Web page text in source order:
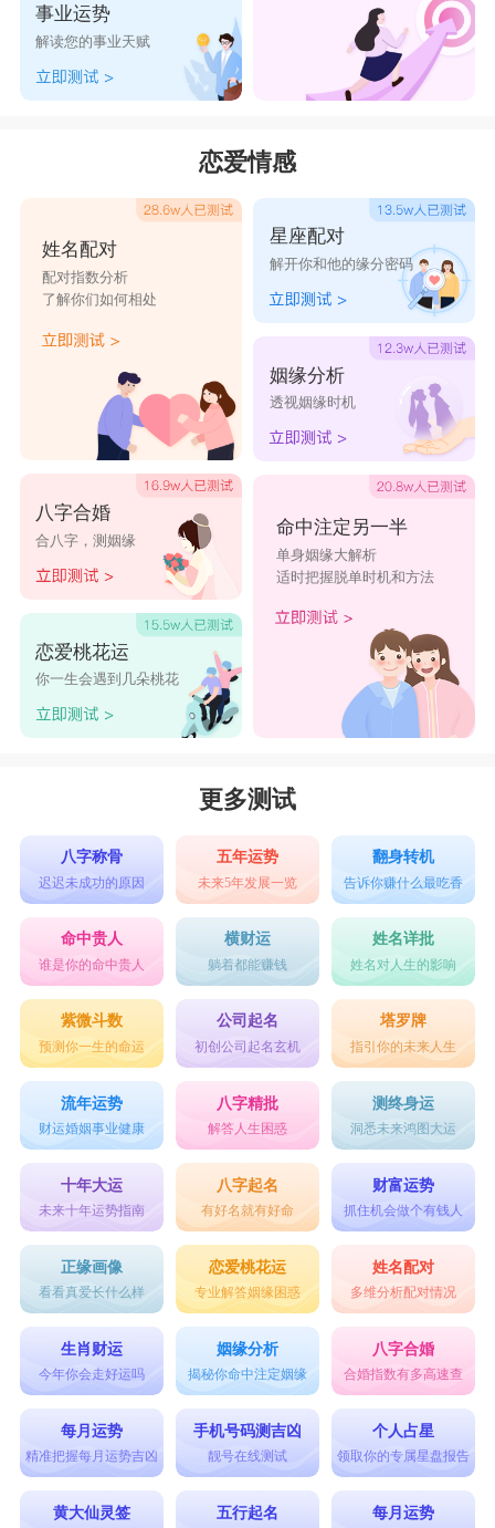
事业运势
解读您的事业天赋
恋爱情感
姓名配对
配对指数分析
了解你们如何相处
八字合婚
合八字，测姻缘
恋爱桃花运
你一生会遇到几朵桃花
星座配对
解开你和他的缘分密码
姻缘分析
透视姻缘时机
命中注定另一半
单身姻缘大解析
适时把握脱单时机和方法
更多测试
八字称骨
迟迟未成功的原因
五年运势
未来5年发展一览
翻身转机
告诉你赚什么最吃香
命中贵人
谁是你的命中贵人
横财运
躺着都能赚钱
姓名详批
姓名对人生的影响
紫微斗数
预测你一生的命运
公司起名
初创公司起名玄机
塔罗牌
指引你的未来人生
流年运势
财运婚姻事业健康
八字精批
解答人生困惑
测终身运
洞悉未来鸿图大运
十年大运
未来十年运势指南
八字起名
有好名就有好命
财富运势
抓住机会做个有钱人
正缘画像
看看真爱长什么样
恋爱桃花运
专业解答姻缘困惑
姓名配对
多维分析配对情况
生肖财运
今年你会走好运吗
姻缘分析
揭秘你命中注定姻缘
八字合婚
合婚指数有多高速查
每月运势
精准把握每月运势吉凶
手机号码测吉凶
靓号在线测试
个人占星
领取你的专属星盘报告
黄大仙灵签 五行起名 每月运势